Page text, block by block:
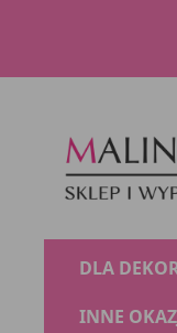
DLA
INNE